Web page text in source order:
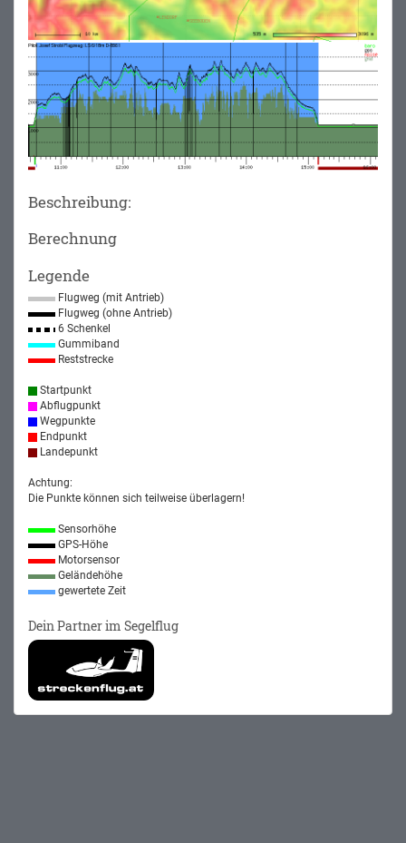
Beschreibung:
Berechnung
Legende
Flugweg (mit Antrieb)
Flugweg (ohne Antrieb)
6 Schenkel
Gummiband
Reststrecke
Startpunkt
Abflugpunkt
Wegpunkte
Endpunkt
Landepunkt
Achtung:
Die Punkte können sich teilweise überlagern!
Sensorhöhe
GPS-Höhe
Motorsensor
Geländehöhe
gewertete Zeit
Dein Partner im Segelflug